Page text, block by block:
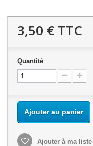
3,50 € TTC
Quantité
Ajouter au panier
Ajouter à ma